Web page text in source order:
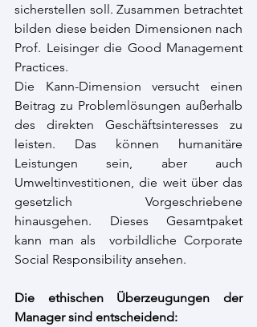
sicherstellen soll. Zusammen betrachtet
bilden diese beiden Dimensionen nach
Prof. Leisinger die Good Management
Practices.
Die Kann-Dimension versucht einen
Beitrag zu Problemlösungen außerhalb
des direkten Geschäftsinteresses zu
leisten. Das können humanitäre
Leistungen sein, aber auch
Umweltinvestitionen, die weit über das
gesetzlich Vorgeschriebene
hinausgehen. Dieses Gesamtpaket
kann man als  vorbildliche Corporate
Social Responsibility ansehen.
Die ethischen Überzeugungen der
Manager sind entscheidend: